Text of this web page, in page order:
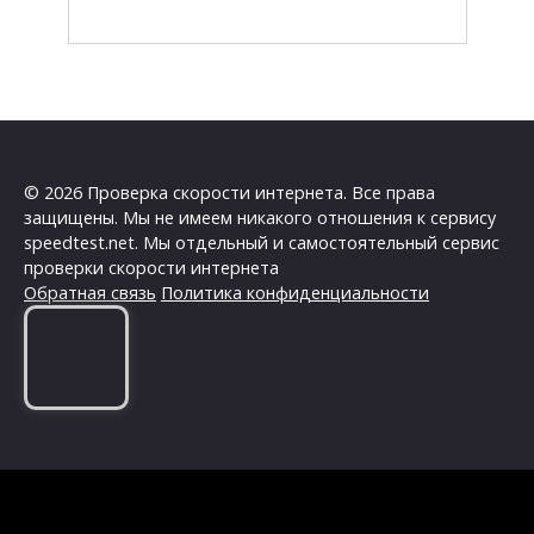
© 2026 Проверка скорости интернета. Все права
защищены. Мы не имеем никакого отношения к сервису
speedtest.net. Мы отдельный и самостоятельный сервис
проверки скорости интернета
Обратная связь Политика конфиденциальности